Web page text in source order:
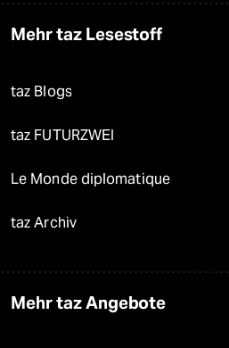
Mehr taz Lesestoff
taz Blogs
taz FUTURZWEI
Le Monde diplomatique
taz Archiv
Mehr taz Angebote